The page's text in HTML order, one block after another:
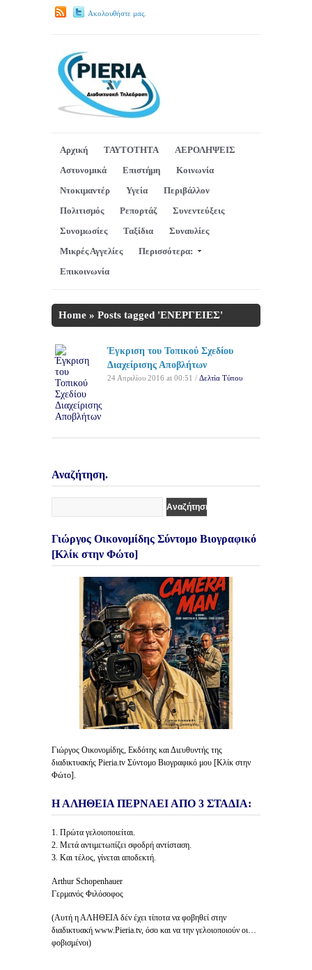
Ακολουθήστε μας.
Αρχική ΤΑΥΤΟΤΗΤΑ
ΑΕΡΟΛΗΨΕΙΣ
Αστυνομικά
Επιστήμη
Κοινωνία
Ντοκιμαντέρ
Υγεία
Περιβάλλον
Πολιτισμός
Ρεπορτάζ
Συνεντεύξεις
Συνομωσίες
Ταξίδια
Συναυλίες
Μικρές Αγγελίες
Περισσότερα:
Επικοινωνία
Home » Posts tagged 'ΕΝΕΡΓΕΙΕΣ'
Έγκριση του Τοπικού Σχεδίου
Διαχείρισης Αποβλήτων
24 Απριλίου 2016 at 00:51 / Δελτία Τύπου
Αναζήτηση.
Γιώργος Οικονομίδης Σύντομο Βιογραφικό
[Κλίκ στην Φώτο]
Γιώργος Οικονομίδης, Εκδότης και Διευθυντής της
διαδικτυακής Pieria.tv Σύντομο Βιογραφικό μου [Κλίκ στην
Φώτο].
Η ΑΛΗΘΕΙΑ ΠΕΡΝΑΕΙ ΑΠΟ 3 ΣΤΑΔΙΑ:
1. Πρώτα γελοιοποιείται.
2. Μετά αντιμετωπίζει σφοδρή αντίσταση.
3. Και τέλος, γίνεται αποδεκτή.
Arthur Schopenhauer
Γερμανός Φιλόσοφος
(Αυτή η ΑΛΗΘΕΙΑ δέν έχει τίποτα να φοβηθεί στην
διαδικτυακή www.Pieria.tv, όσο και να την γελοιοποιούν οι…
φοβισμένοι)